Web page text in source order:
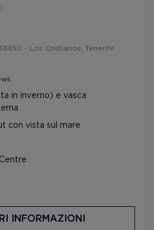
- Los Cristianos, Tenerife
in inverno) e vasca
con vista sul mare
INFORMAZIONI